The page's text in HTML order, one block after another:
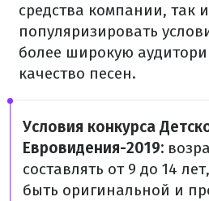
средства компании, так и
популяризировать
более широкую
качество песен.
Условия конкурса
Евровидения-2019:
составлять от 9 до 14
быть оригинальной и